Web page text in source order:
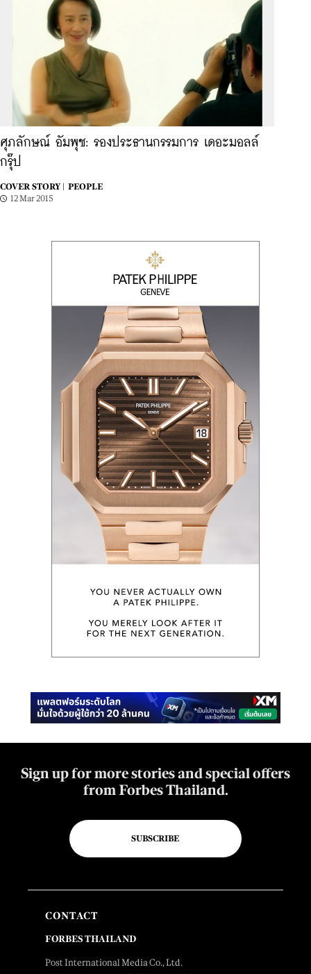
ศุภลักษณ์ อัมพุช: รองประธานกรรมการ เดอะมอลล์
กรุ๊ป
COVER STORY |
PEOPLE
12 Mar 2015
Sign up for more stories and special offers
from Forbes Thailand.
SUBSCRIBE
CONTACT
FORBES THAILAND
Post International Media Co., Ltd.